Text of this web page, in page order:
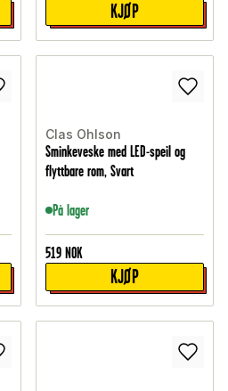
KJØP
Clas Ohlson
Sminkeveske med LED-speil og
flyttbare rom, Svart
På lager
519 NOK
KJØP